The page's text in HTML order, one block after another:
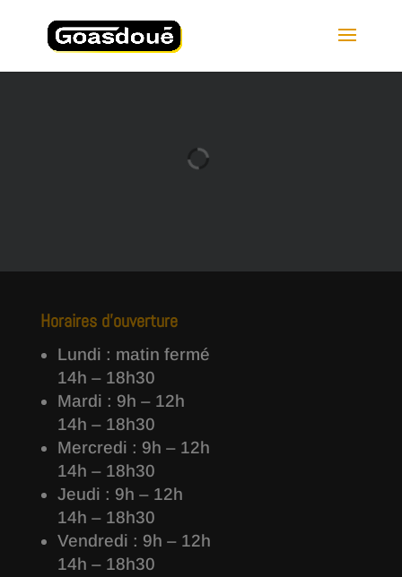
Horaires d’ouverture
Lundi : matin fermé
14h – 18h30
Mardi : 9h – 12h
14h – 18h30
Mercredi : 9h – 12h
14h – 18h30
Jeudi : 9h – 12h
14h – 18h30
Vendredi : 9h – 12h
14h – 18h30